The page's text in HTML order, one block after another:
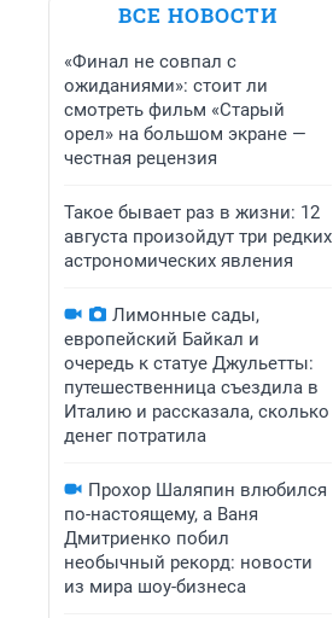
ВСЕ НОВОСТИ
«Финал не совпал с
ожиданиями»: стоит ли
смотреть фильм «Старый
орел» на большом экране —
честная рецензия
Такое бывает раз в жизни: 12
августа произойдут три редких
астрономических явления
Лимонные сады,
европейский Байкал и
очередь к статуе Джульетты:
путешественница съездила в
Италию и рассказала, сколько
денег потратила
Прохор Шаляпин влюбился
по-настоящему, а Ваня
Дмитриенко побил
необычный рекорд: новости
из мира шоу-бизнеса